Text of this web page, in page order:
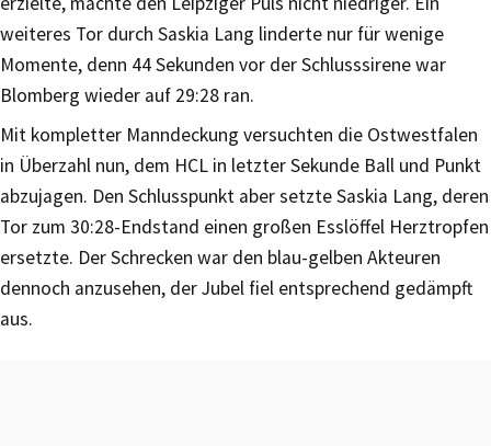
weiteres Tor durch Saskia Lang linderte nur für wenige
Momente, denn 44 Sekunden vor der Schlusssirene war
Blomberg wieder auf 29:28 ran.
Mit kompletter Manndeckung versuchten die Ostwestfalen
in Überzahl nun, dem HCL in letzter Sekunde Ball und Punkt
abzujagen. Den Schlusspunkt aber setzte Saskia Lang, deren
Tor zum 30:28-Endstand einen großen Esslöffel Herztropfen
ersetzte. Der Schrecken war den blau-gelben Akteuren
dennoch anzusehen, der Jubel fiel entsprechend gedämpft
aus.